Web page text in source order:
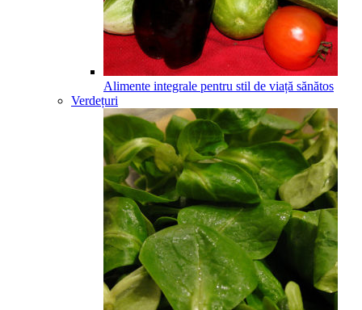
Alimente integrale pentru stil de viață sănătos
Verdețuri